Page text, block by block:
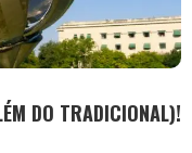
DO TRADICIONAL)!